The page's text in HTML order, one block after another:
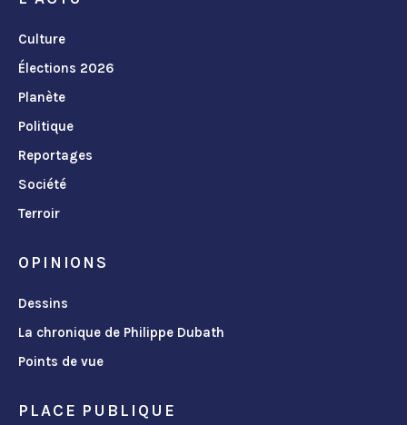
Culture
Élections 2026
Planète
Politique
Reportages
Société
Terroir
OPINIONS
Dessins
La chronique de Philippe Dubath
Points de vue
PLACE PUBLIQUE